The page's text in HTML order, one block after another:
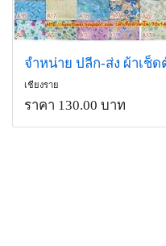
เชียงราย
ราคา 130.00 บาท